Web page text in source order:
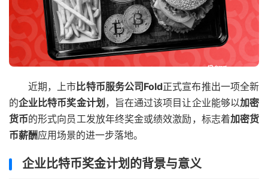
近期，上市比特币服务公司Fold正式宣布推出一项全新
的企业比特币奖金计划 ，旨在通过该项目让企业能够以加密
货币的形式向员工发放年终奖金或绩效激励，标志着加密货
币薪酬应用场景的进一步落地。
企业比特币奖金计划的背景与意义